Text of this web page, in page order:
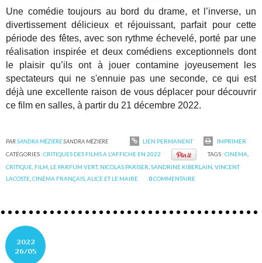
Une comédie toujours au bord du drame, et l’inverse, un
divertissement délicieux et réjouissant, parfait pour cette
période des fêtes, avec son rythme échevelé, porté par une
réalisation inspirée et deux comédiens exceptionnels dont
le plaisir qu’ils ont à jouer contamine joyeusement les
spectateurs qui ne s'ennuie pas une seconde, ce qui est
déjà une excellente raison de vous déplacer pour découvrir
ce film en salles, à partir du 21 décembre 2022.
PARSANDRA MÉZIÈRESANDRA MÉZIÈRE LIEN PERMANENT
IMPRIMER
CATÉGORIES :CRITIQUES DES FILMS A L'AFFICHE EN 2022 TAGS :CINÉMA
CRITIQUE FILM LE PARFUM VERT, NICOLAS PARISER ,SANDRINE KIBERLAIN ,VINCENT
LACOSTE ,CINÉMA FRANÇAIS ,ALICE ET LE MAIRE 0COMMENTAIRE
2022
26/05